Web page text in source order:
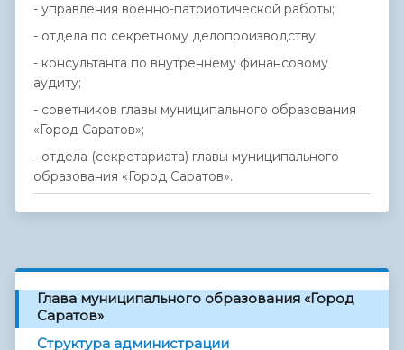
- управления военно-патриотической работы;
- отдела по секретному делопроизводству;
- консультанта по внутреннему финансовому
аудиту;
- советников главы муниципального образования
«Город Саратов»;
- отдела (секретариата) главы муниципального
образования «Город Саратов».
Глава муниципального образования «Город
Саратов»
Структура администрации